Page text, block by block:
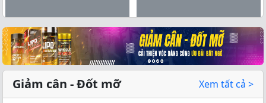
Xem tất cả →
Giảm cân - Đốt mỡ Xem tất cả >